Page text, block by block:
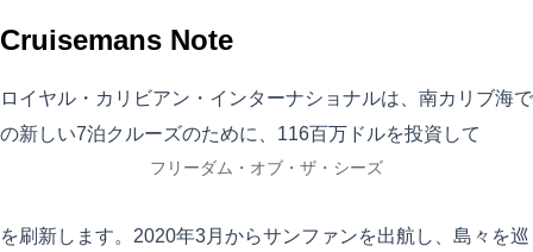
Cruisemans Note
ロイヤル・カリビアン・インターナショナルは、南カリブ海で
の新しい7泊クルーズのために、116百万ドルを投資して
フリーダム・オブ・ザ・シーズ
を刷新します。2020年3月からサンファンを出航し、島々を巡